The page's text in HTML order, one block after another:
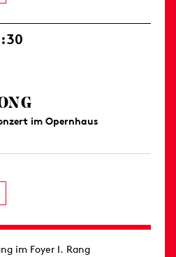
im Opernhaus
im Foyer I. Rang